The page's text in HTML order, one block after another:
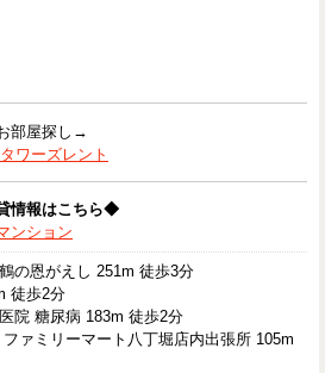
部屋探し→
ワーズレント
情報はこちら◆
ンション
の恩がえし 251m 徒歩3分
徒歩2分
院 糖尿病 183m 徒歩2分
ァミリーマート八丁堀店内出張所 105m